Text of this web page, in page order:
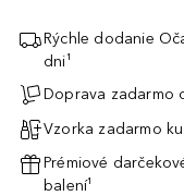
Rýchle dodanie
dni¹
Doprava zadarmo
Vzorka zadarmo
Prémiové
balení¹